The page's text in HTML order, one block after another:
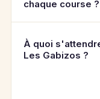
chaque course ?
À quoi
Les Gabizos ?